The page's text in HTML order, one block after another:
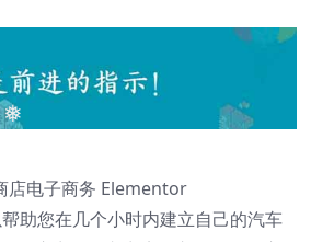
店电子商务 Elementor
助您在几个小时内建立自己的汽车